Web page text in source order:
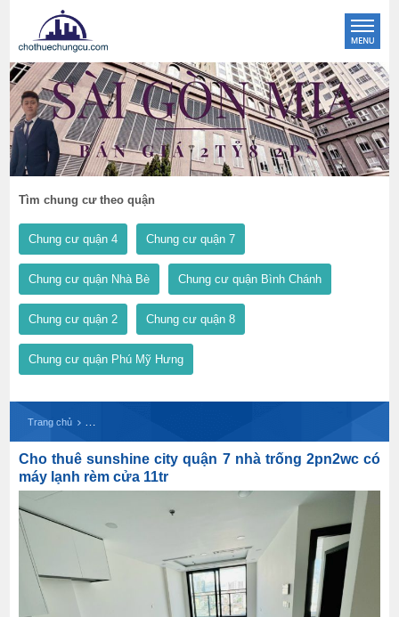
Tìm chung cư theo quận
Chung cư quận 4 Chung cư quận 7
Chung cư quận Nhà Bè Chung cư quận Bình Chánh
Chung cư quận 2 Chung cư quận 8
Chung cư quận Phú Mỹ Hưng
Trang chủ
Cho thuê sunshine city quận 7 nhà trống 2pn2wc có
máy lạnh rèm cửa 11tr